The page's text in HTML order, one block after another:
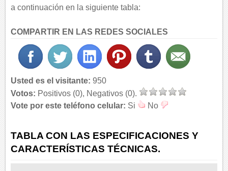
a continuación en la siguiente tabla:
COMPARTIR EN LAS REDES SOCIALES
Usted es el visitante: 950
Votos: Positivos (0), Negativos (0).
Vote por este teléfono celular: Si No
TABLA CON LAS ESPECIFICACIONES Y
CARACTERÍSTICAS TÉCNICAS.